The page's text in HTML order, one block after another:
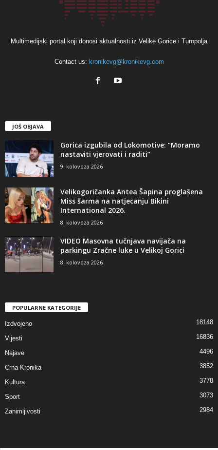
Multimedijski portal koji donosi aktualnosti iz Velike Gorice i Turopolja
Contact us: kronikevg@kronikevg.com
JOŠ OBJAVA
Gorica izgubila od Lokomotive: “Moramo
nastaviti vjerovati i raditi”
9. kolovoza 2026
Velikogoričanka Antea Šapina proglašena
Miss šarma na natjecanju Bikini
International 2026.
8. kolovoza 2026
VIDEO Masovna tučnjava navijača na
parkingu Zračne luke u Velikoj Gorici
8. kolovoza 2026
POPULARNE KATEGORIJE
Izdvojeno 18148
Vijesti 16836
Najave 4496
Crna Kronika 3852
Kultura 3778
Sport 3073
Zanimljivosti 2984